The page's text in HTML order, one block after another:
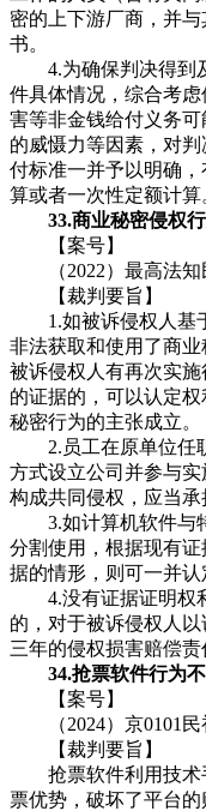
密的上下游厂商，并
书。
4.为确保判决得到及
件具体情况，综合考
害等非金钱给付义务
的威慑力等因素，对
付标准一并予以明确
算或者一次性定额计算
33.商业秘密侵权
【案号】
（2022）最高法知
【裁判要旨】
1.如被诉侵权人基于
非法获取和使用了商
被诉侵权人有再次实
的证据的，可以认定
秘密行为的主张成立。
2.员工在原单位任职
方式设立公司并参与
构成共同侵权，应当承
3.如计算机软件与特
分割使用，根据现有
据的情形，则可一并认
4.没有证据证明权利
的，对于被诉侵权人
三年的侵权损害赔偿责
34.抢票软件行为
【案号】
（2024）京0101民
【裁判要旨】
抢票软件利用技术
票优势，破坏了平台